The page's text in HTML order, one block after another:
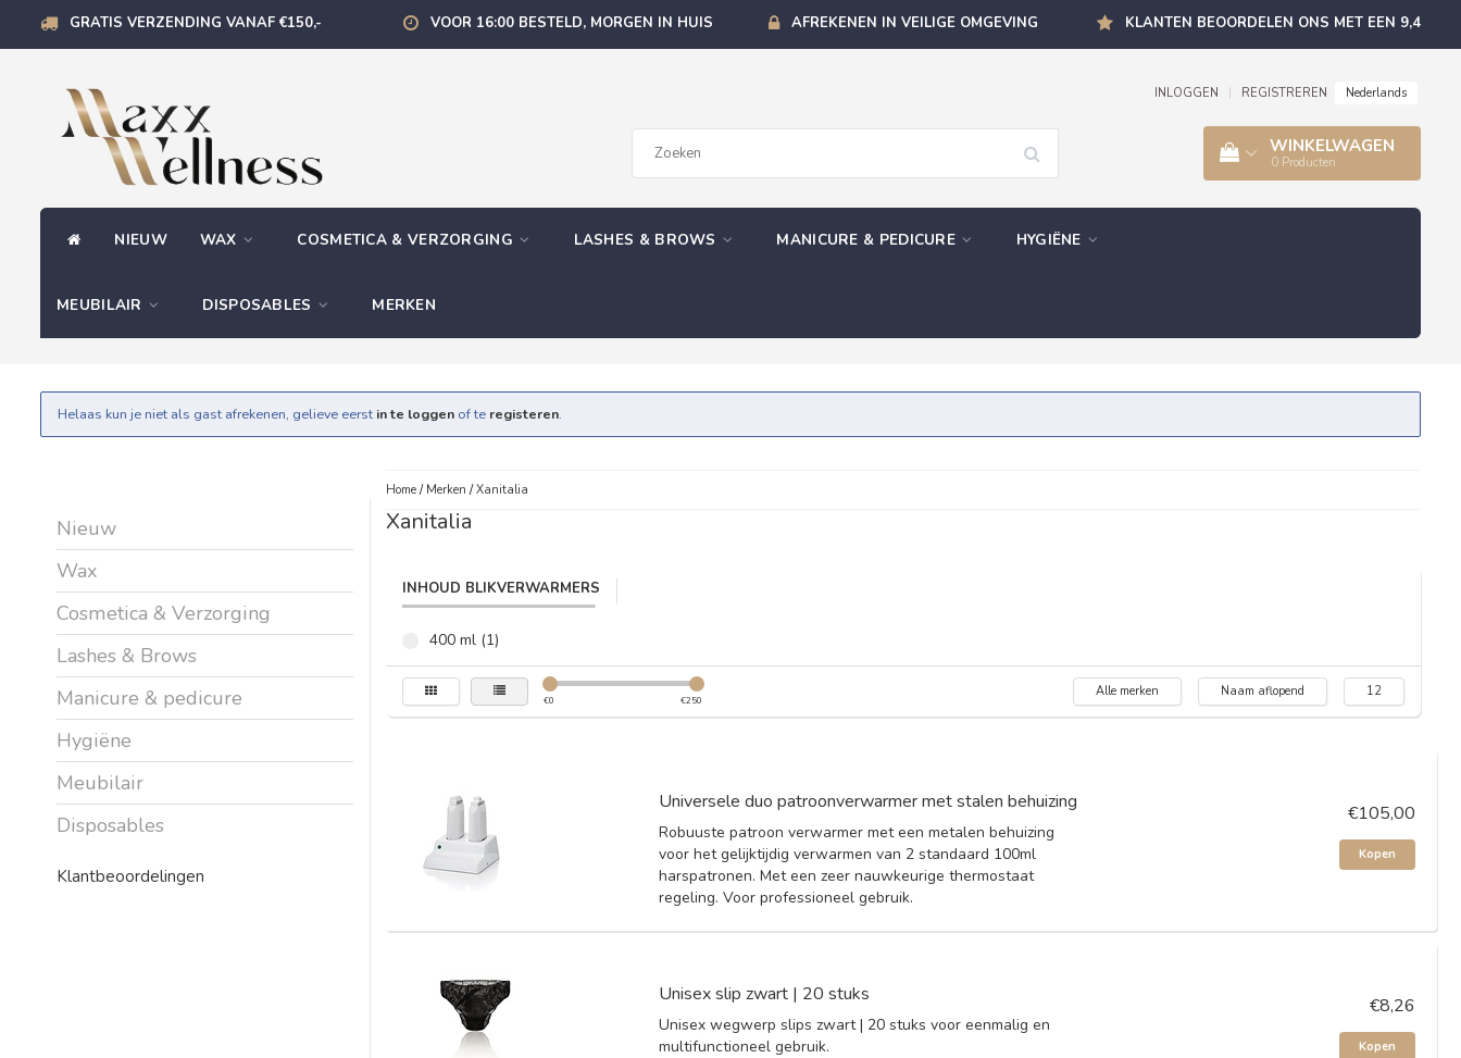
GRATIS VERZENDING VANAF €150,- VOOR 16:00 BESTELD, MORGEN IN HUIS AFREKENEN IN VEILIGE OMGEVING KLANTEN BEOORDELEN ONS MET EEN 9,4
INLOGGEN REGISTREREN Nederlands
WINKELWAGEN
0 Producten
NIEUW WAX COSMETICA & VERZORGING LASHES & BROWS MANICURE & PEDICURE HYGIËNE
MEUBILAIR DISPOSABLES MERKEN
Helaas kun je niet als gast afrekenen, gelieve eerst in te loggen of te registeren.
Nieuw
Wax
Cosmetica & Verzorging
Lashes & Brows
Manicure & pedicure
Hygiëne
Meubilair
Disposables
Klantbeoordelingen
Home/ Merken /Xanitalia
Xanitalia
INHOUD BLIKVERWARMERS
400 ml (1)
€0 €250
Alle merken Naam aflopend 12
Universele duo patroonverwarmer met stalen behuizing
Robuuste patroon verwarmer met een metalen behuizing
voor het gelijktijdig verwarmen van 2 standaard 100ml
harspatronen. Met een zeer nauwkeurige thermostaat
regeling. Voor professioneel gebruik.
€105,00
Kopen
Unisex slip zwart | 20 stuks
Unisex wegwerp slips zwart | 20 stuks voor eenmalig en
multifunctioneel gebruik.
€8,26
Kopen